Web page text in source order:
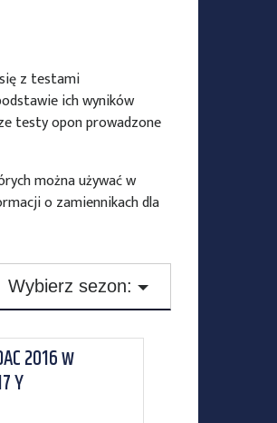
z testami
ich wyników
testy opon prowadzone
można używać w
o zamiennikach dla
Wybierz sezon:
Testy opon zimowych
2016 w
Y